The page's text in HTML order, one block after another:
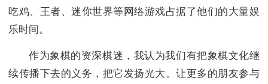
吃鸡、王者、迷你世界等网络游戏占据了他们的大量娱
乐时间。
作为象棋的资深棋迷，我认为我们有把象棋文化继
续传播下去的义务，把它发扬光大。让更多的朋友参与